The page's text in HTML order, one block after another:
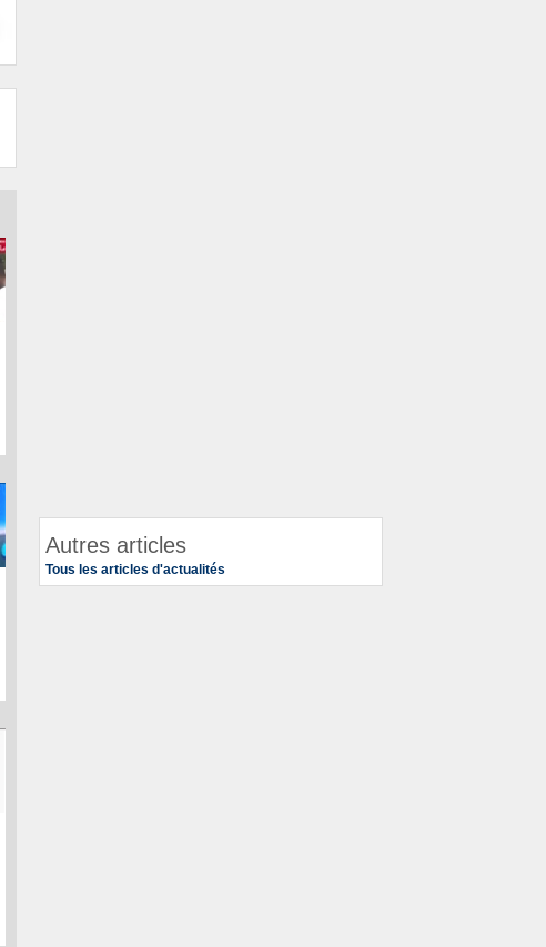
Autres articles
Tous les articles d'actualités